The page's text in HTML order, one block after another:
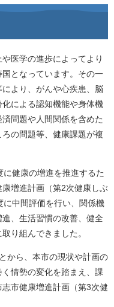
医学の進歩によってより
となっています。その一
より、がんや心疾患、脳
による認知機能や身体機
問題や人間関係を含めた
の問題等、健康課題が複
健康の増進を推進するた
増進計画（第2次健康しぶ
に中間評価を行い、関係機
、生活習慣の改善、健全
り組んできました。
から、本市の現状や計画の
情勢の変化を踏まえ、課
市健康増進計画（第3次健